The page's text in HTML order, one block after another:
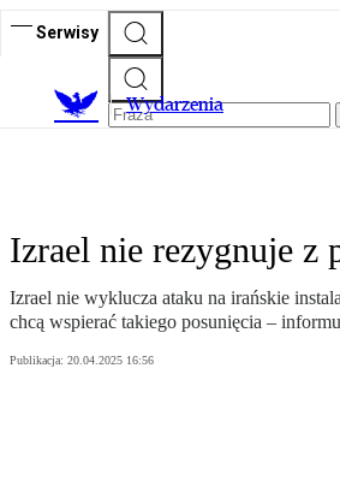
Serwisy
Wydarzenia
Izrael nie rezygnuje z
Izrael nie wyklucza ataku na irańskie
chcą wspierać takiego posunięcia –
Publikacja: 20.04.2025 16:56